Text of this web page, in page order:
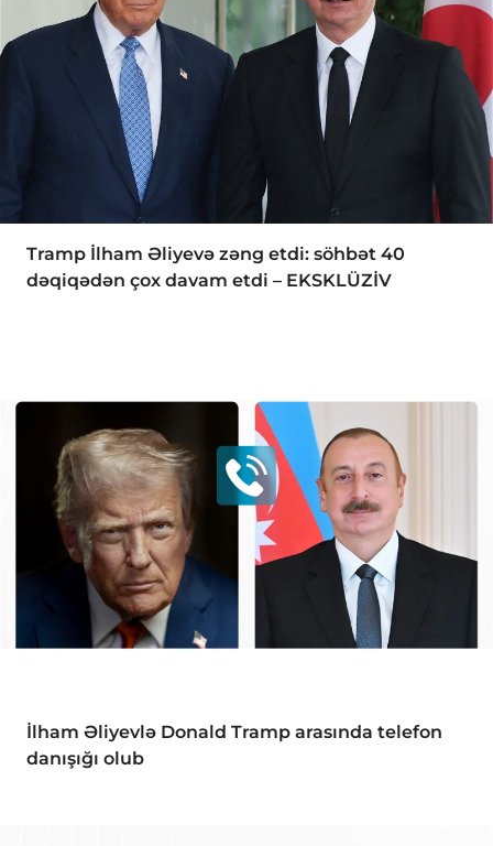
Tramp İlham Əliyevə zəng etdi: söhbət 40
dəqiqədən çox davam etdi – EKSKLÜZİV
İlham Əliyevlə Donald Tramp arasında telefon
danışığı olub